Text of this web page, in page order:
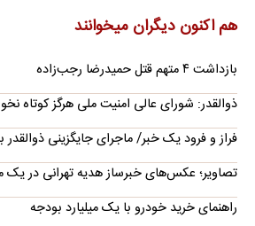
هم اکنون دیگران میخوانند
بازداشت ۴ متهم قتل حمیدرضا رجب‌زاده
ذوالقدر: شورای عالی امنیت ملی هرگز کوتاه
فراز و فرود یک خبر/ ماجرای جایگزینی
تصاویر؛ عکس‌های خبرساز هدیه تهرانی در
راهنمای خرید خودرو با یک میلیارد بودجه